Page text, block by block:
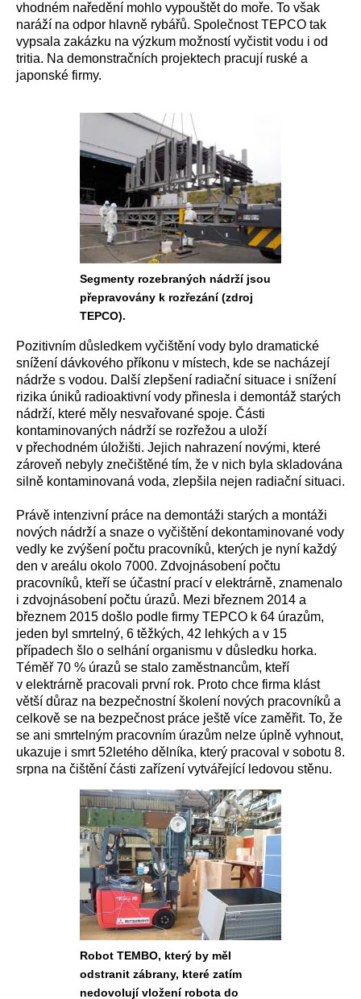
vhodném naředění mohlo vypouštět do moře. To však
naráží na odpor hlavně rybářů. Společnost TEPCO tak
vypsala zakázku na výzkum možností vyčistit vodu i od
tritia. Na demonstračních projektech pracují ruské a
japonské firmy.
Segmenty rozebraných nádrží jsou
přepravovány k rozřezání (zdroj
TEPCO).
Pozitivním důsledkem vyčištění vody bylo dramatické
snížení dávkového příkonu v místech, kde se nacházejí
nádrže s vodou. Další zlepšení radiační situace i snížení
rizika úniků radioaktivní vody přinesla i demontáž starých
nádrží, které měly nesvařované spoje. Části
kontaminovaných nádrží se rozřežou a uloží
v přechodném úložišti. Jejich nahrazení novými, které
zároveň nebyly znečištěné tím, že v nich byla skladována
silně kontaminovaná voda, zlepšila nejen radiační situaci.
Právě intenzivní práce na demontáži starých a montáži
nových nádrží a snaze o vyčištění dekontaminované vody
vedly ke zvýšení počtu pracovníků, kterých je nyní každý
den v areálu okolo 7000. Zdvojnásobení počtu
pracovníků, kteří se účastní prací v elektrárně, znamenalo
i zdvojnásobení počtu úrazů. Mezi březnem 2014 a
březnem 2015 došlo podle firmy TEPCO k 64 úrazům,
jeden byl smrtelný, 6 těžkých, 42 lehkých a v 15
případech šlo o selhání organismu v důsledku horka.
Téměř 70 % úrazů se stalo zaměstnancům, kteří
v elektrárně pracovali první rok. Proto chce firma klást
větší důraz na bezpečnostní školení nových pracovníků a
celkově se na bezpečnost práce ještě více zaměřit. To, že
se ani smrtelným pracovním úrazům nelze úplně vyhnout,
ukazuje i smrt 52letého dělníka, který pracoval v sobotu 8.
srpna na čištění části zařízení vytvářející ledovou stěnu.
Robot TEMBO, který by měl
odstranit zábrany, které zatím
nedovolují vložení robota do